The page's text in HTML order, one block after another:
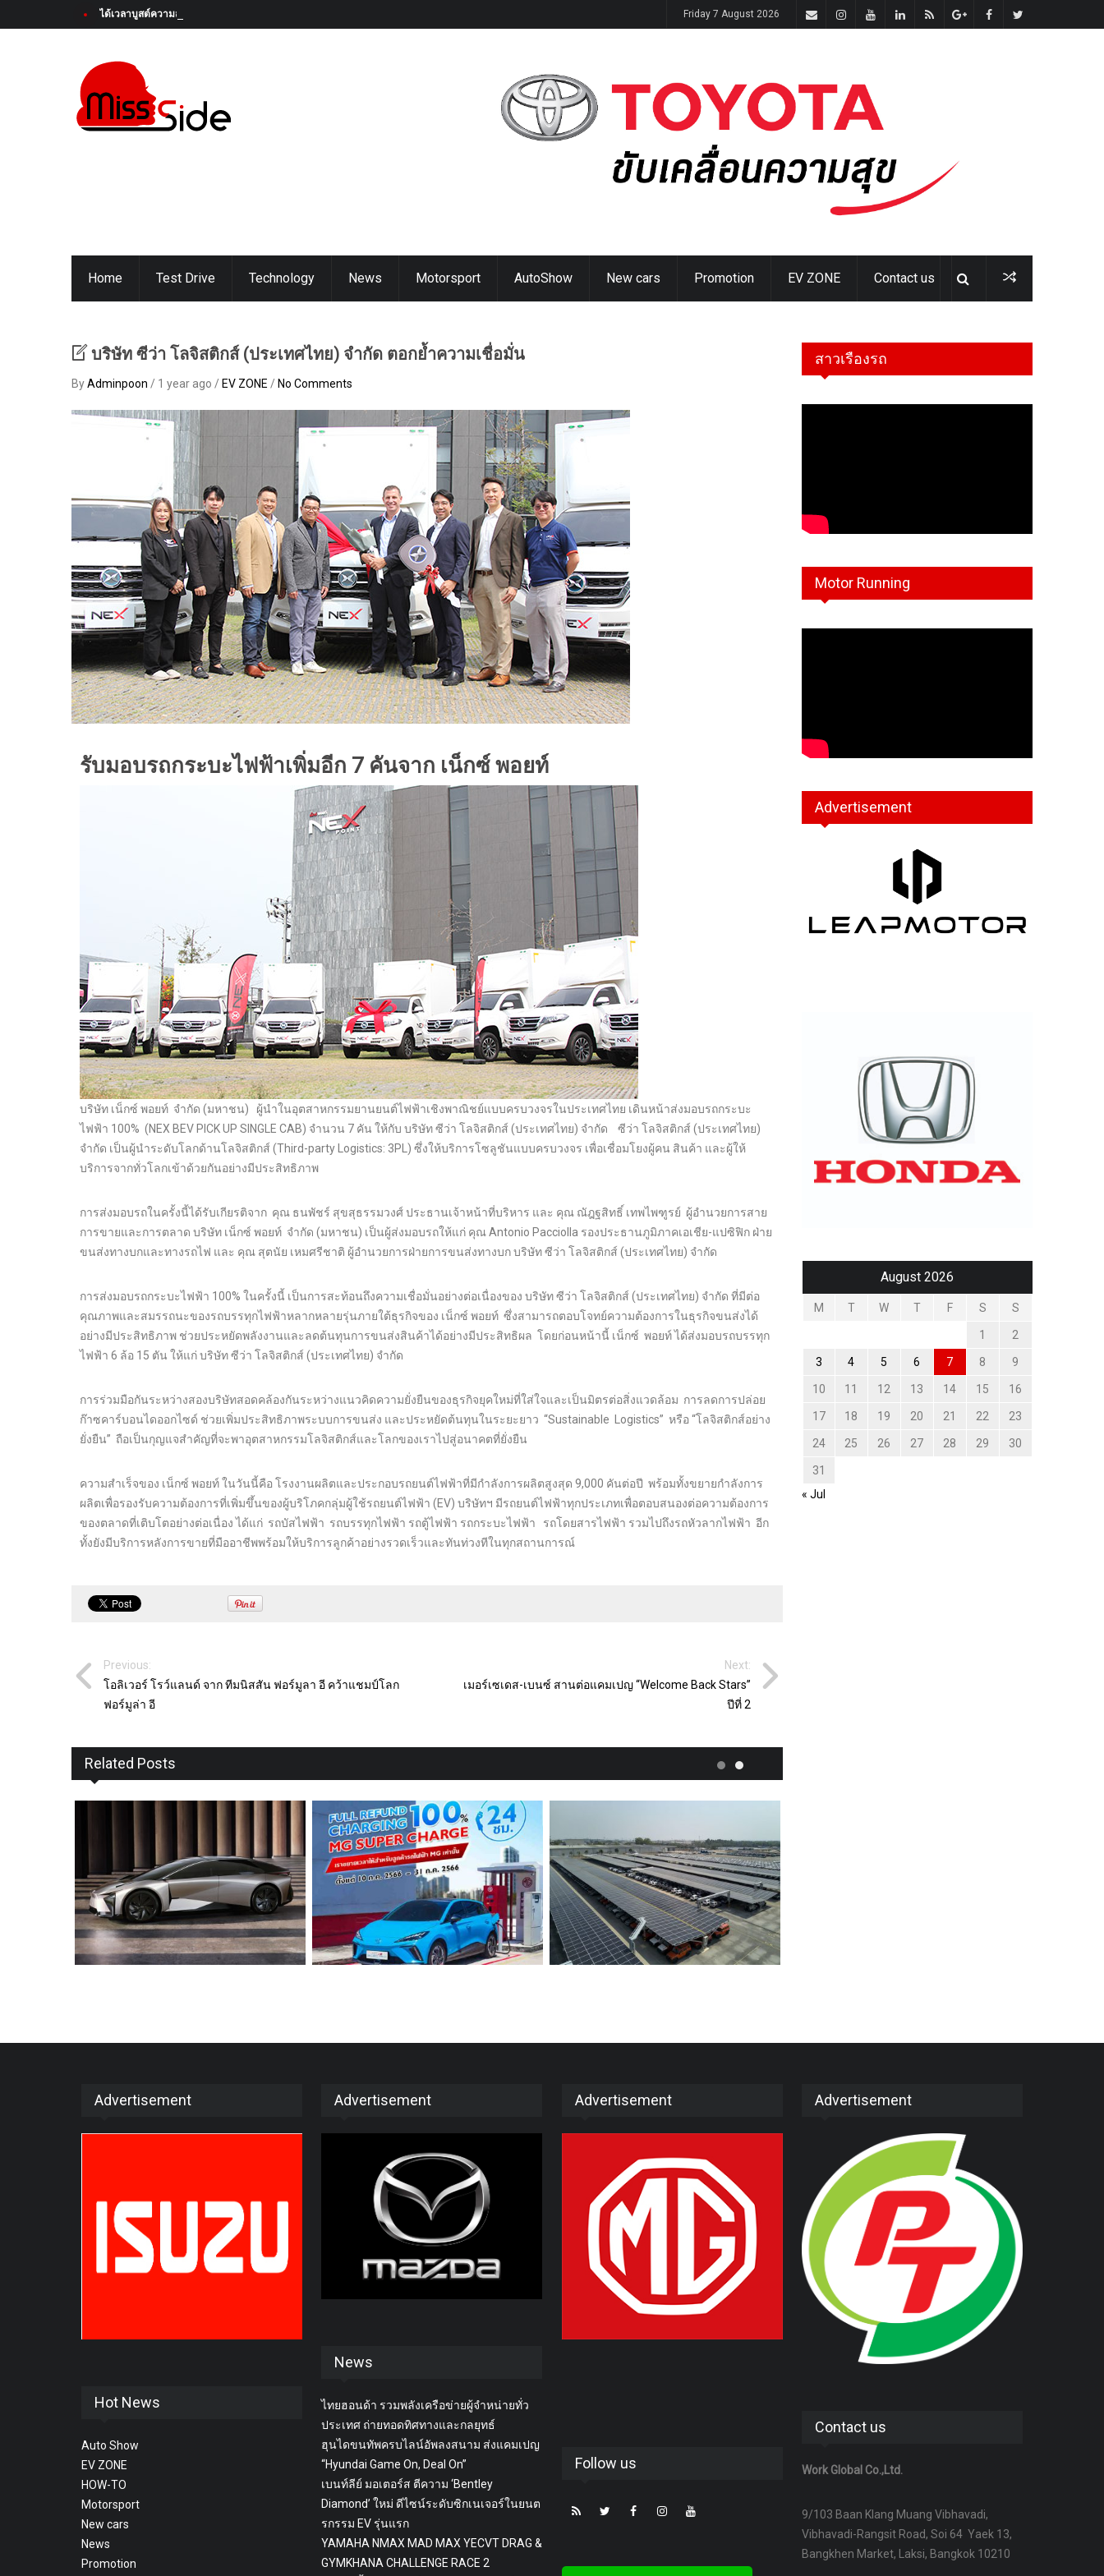
ได้เวลาบูสต์ความสนุกครั้งใหม่! Honda Super-ONE ใหม่ เตรียมเปิดตัวในไทย 14 ส.ค. นี้ Friday 7 August 2026
Home Test Drive Technology News Motorsport AutoShow New cars Promotion EV ZONE Contact us
บริษัท ซีว่า โลจิสติกส์ (ประเทศไทย) จำกัด ตอกย้ำความเชื่อมั่น
ByAdminpoon / 1 year ago / EV ZONE / No Comments
รับมอบรถกระบะไฟฟ้าเพิ่มอีก 7 คันจาก เน็กซ์ พอยท์
บริษัท เน็กซ์ พอยท์ จำกัด (มหาชน) ผู้นำในอุตสาหกรรมยานยนต์ไฟฟ้าเชิงพาณิชย์แบบครบวงจรในประเทศไทย เดินหน้าส่งมอบรถกระบะ
ไฟฟ้า 100% (NEX BEV PICK UP SINGLE CAB) จำนวน 7 คัน ให้กับ บริษัท ซีว่า โลจิสติกส์ (ประเทศไทย) จำกัด ซีว่า โลจิสติกส์ (ประเทศไทย)
จำกัด เป็นผู้นำระดับโลกด้านโลจิสติกส์ (Third-party Logistics: 3PL) ซึ่งให้บริการโซลูชันแบบครบวงจร เพื่อเชื่อมโยงผู้คน สินค้า และผู้ให้
บริการจากทั่วโลกเข้าด้วยกันอย่างมีประสิทธิภาพ
การส่งมอบรถในครั้งนี้ได้รับเกียรติจาก คุณ ธนพัชร์ สุขสุธรรมวงศ์ ประธานเจ้าหน้าที่บริหาร และ คุณ ณัฎฐสิทธิ์ เทพไพฑูรย์ ผู้อำนวยการสาย
การขายและการตลาด บริษัท เน็กซ์ พอยท์ จำกัด (มหาชน) เป็นผู้ส่งมอบรถให้แก่ คุณ Antonio Pacciolla รองประธานภูมิภาคเอเชีย-แปซิฟิก ฝ่าย
ขนส่งทางบกและทางรถไฟ และ คุณ สุตนัย เหมศรีชาติ ผู้อำนวยการฝ่ายการขนส่งทางบก บริษัท ซีว่า โลจิสติกส์ (ประเทศไทย) จำกัด
การส่งมอบรถกระบะไฟฟ้า 100% ในครั้งนี้ เป็นการสะท้อนถึงความเชื่อมั่นอย่างต่อเนื่องของ บริษัท ซีว่า โลจิสติกส์ (ประเทศไทย) จำกัด ที่มีต่อ
คุณภาพและสมรรถนะของรถบรรทุกไฟฟ้าหลากหลายรุ่นภายใต้ธุรกิจของ เน็กซ์ พอยท์ ซึ่งสามารถตอบโจทย์ความต้องการในธุรกิจขนส่งได้
อย่างมีประสิทธิภาพ ช่วยประหยัดพลังงานและลดต้นทุนการขนส่งสินค้าได้อย่างมีประสิทธิผล โดยก่อนหน้านี้ เน็กซ์ พอยท์ ได้ส่งมอบรถบรรทุก
ไฟฟ้า 6 ล้อ 15 ตัน ให้แก่ บริษัท ซีว่า โลจิสติกส์ (ประเทศไทย) จำกัด
การร่วมมือกันระหว่างสองบริษัทสอดคล้องกันระหว่างแนวคิดความยั่งยืนของธุรกิจยุคใหม่ที่ใส่ใจและเป็นมิตรต่อสิ่งแวดล้อม การลดการปล่อย
ก๊าซคาร์บอนไดออกไซด์ ช่วยเพิ่มประสิทธิภาพระบบการขนส่ง และประหยัดต้นทุนในระยะยาว “Sustainable Logistics” หรือ “โลจิสติกส์อย่าง
ยั่งยืน” ถือเป็นกุญแจสำคัญที่จะพาอุตสาหกรรมโลจิสติกส์และโลกของเราไปสู่อนาคตที่ยั่งยืน
ความสำเร็จของ เน็กซ์ พอยท์ ในวันนี้คือ โรงงานผลิตและประกอบรถยนต์ไฟฟ้าที่มีกำลังการผลิตสูงสุด 9,000 คันต่อปี พร้อมทั้งขยายกำลังการ
ผลิตเพื่อรองรับความต้องการที่เพิ่มขึ้นของผู้บริโภคกลุ่มผู้ใช้รถยนต์ไฟฟ้า (EV) บริษัทฯ มีรถยนต์ไฟฟ้าทุกประเภทเพื่อตอบสนองต่อความต้องการ
ของตลาดที่เติบโตอย่างต่อเนื่อง ได้แก่ รถบัสไฟฟ้า รถบรรทุกไฟฟ้า รถตู้ไฟฟ้า รถกระบะไฟฟ้า รถโดยสารไฟฟ้า รวมไปถึงรถหัวลากไฟฟ้า อีก
ทั้งยังมีบริการหลังการขายที่มืออาชีพพร้อมให้บริการลูกค้าอย่างรวดเร็วและทันท่วงทีในทุกสถานการณ์
Previous:
โอลิเวอร์ โรว์แลนด์ จาก ทีมนิสสัน ฟอร์มูลา อี คว้าแชมป์โลก
ฟอร์มูล่า อี
Next:
เมอร์เซเดส-เบนซ์ สานต่อแคมเปญ “Welcome Back Stars”
ปีที่ 2
Related Posts
สาวเรืองรถ
Motor Running
Advertisement
August 2026
M T W T F S S
1 2
3 4 5 6 7 8 9
10 11 12 13 14 15 16
17 18 19 20 21 22 23
24 25 26 27 28 29 30
31
« Jul
Advertisement
Hot News
Auto Show
EV ZONE
HOW-TO
Motorsport
New cars
News
Promotion
Advertisement
News
ไทยฮอนด้า รวมพลังเครือข่ายผู้จำหน่ายทั่ว
ประเทศ ถ่ายทอดทิศทางและกลยุทธ์
ฮุนไดขนทัพครบไลน์อัพลงสนาม ส่งแคมเปญ
“Hyundai Game On, Deal On”
เบนท์ลีย์ มอเตอร์ส ตีความ ‘Bentley
Diamond’ ใหม่ ดีไซน์ระดับซิกเนเจอร์ในยนต
รกรรม EV รุ่นแรก
YAMAHA NMAX MAD MAX YECVT DRAG &
GYMKHANA CHALLENGE RACE 2
Advertisement
Follow us
Advertisement
Contact us
Work Global Co.,Ltd.
9/103 Baan Klang Muang Vibhavadi,
Vibhavadi-Rangsit Road, Soi 64 Yaek 13,
Bangkhen Market, Laksi, Bangkok 10210